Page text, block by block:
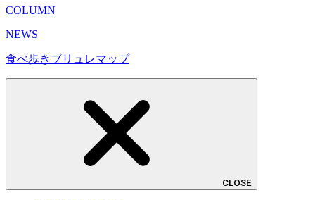
COLUMN
NEWS
食べ歩きブリュレマップ
CLOSE